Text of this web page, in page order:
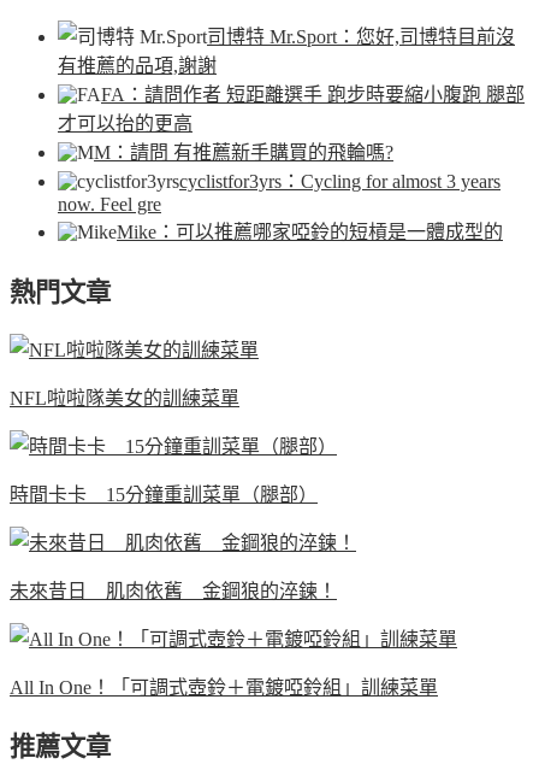
司博特 Mr.Sport ：您好,司博特目前沒
有推薦的品項,謝謝
FA ：請問作者 短距離選手 跑步時要縮小腹跑 腿部
才可以抬的更高
M ：請問 有推薦新手購買的飛輪嗎?
cyclistfor3yrs ：Cycling for almost 3 years
now. Feel gre
Mike ：可以推薦哪家啞鈴的短槓是一體成型的
熱門文章
NFL啦啦隊美女的訓練菜單
時間卡卡 15分鐘重訓菜單（腿部）
未來昔日 肌肉依舊 金鋼狼的淬鍊！
All In One！「可調式壺鈴＋電鍍啞鈴組」訓練菜單
推薦文章